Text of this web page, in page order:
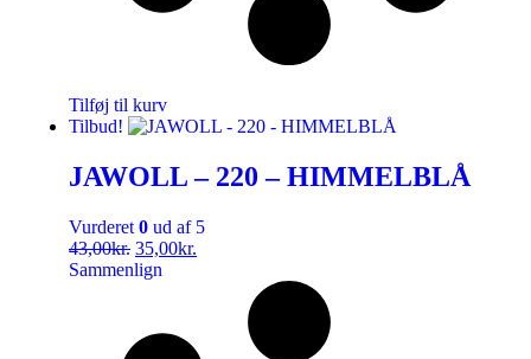
Tilføj til kurv
Tilbud!
JAWOLL – 220 – HIMMELBLÅ
Vurderet 0 ud af 5
43,00kr. 35,00kr.
Sammenlign